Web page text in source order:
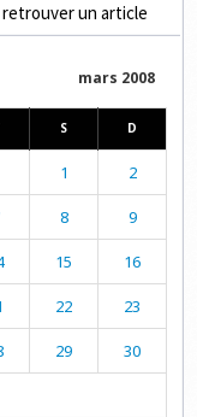
un article
mars 2008
S D
1 2
8 9
15 16
22 23
29 30